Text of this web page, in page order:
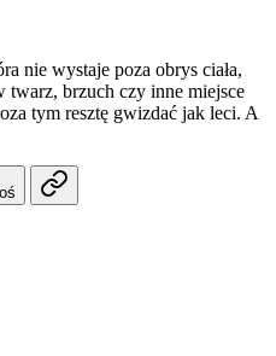
nie wystaje poza obrys ciała,
twarz, brzuch czy inne miejsce
tym resztę gwizdać jak leci. A